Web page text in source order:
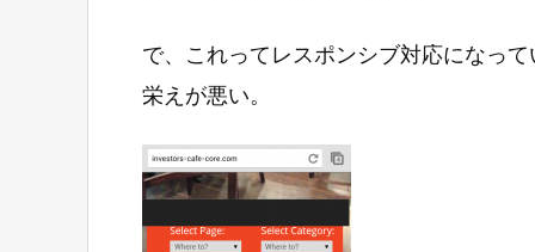
で、これってレスポンシブ対応になっ
栄えが悪い。